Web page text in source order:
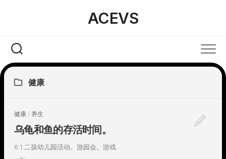
ACEVS
健康
健康 / 养生
乌龟和鱼的存活时间。
6.1 二孩幼儿园活动。游园会。游戏...